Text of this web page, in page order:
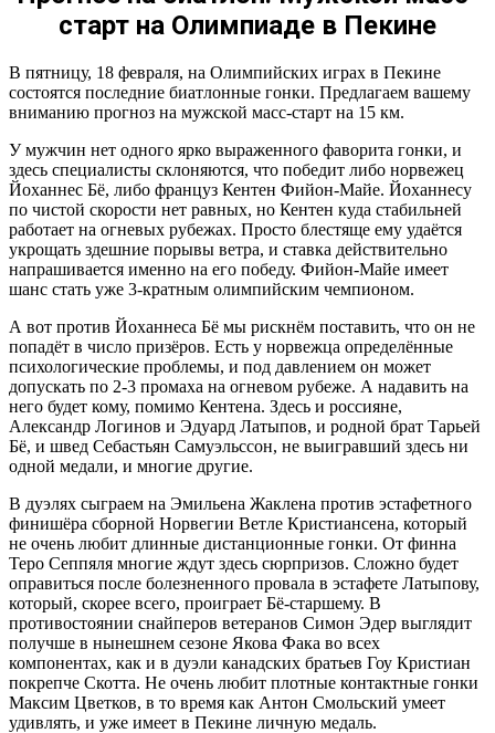
старт на Олимпиаде в Пекине
В пятницу, 18 февраля, на Олимпийских играх в Пекине
состоятся последние биатлонные гонки. Предлагаем вашему
вниманию прогноз на мужской масс-старт на 15 км.
У мужчин нет одного ярко выраженного фаворита гонки, и
здесь специалисты склоняются, что победит либо норвежец
Йоханнес Бё, либо француз Кентен Фийон-Майе. Йоханнесу
по чистой скорости нет равных, но Кентен куда стабильней
работает на огневых рубежах. Просто блестяще ему удаётся
укрощать здешние порывы ветра, и ставка действительно
напрашивается именно на его победу. Фийон-Майе имеет
шанс стать уже 3-кратным олимпийским чемпионом.
А вот против Йоханнеса Бё мы рискнём поставить, что он не
попадёт в число призёров. Есть у норвежца определённые
психологические проблемы, и под давлением он может
допускать по 2-3 промаха на огневом рубеже. А надавить на
него будет кому, помимо Кентена. Здесь и россияне,
Александр Логинов и Эдуард Латыпов, и родной брат Тарьей
Бё, и швед Себастьян Самуэльссон, не выигравший здесь ни
одной медали, и многие другие.
В дуэлях сыграем на Эмильена Жаклена против эстафетного
финишёра сборной Норвегии Ветле Кристиансена, который
не очень любит длинные дистанционные гонки. От финна
Теро Сеппяля многие ждут здесь сюрпризов. Сложно будет
оправиться после болезненного провала в эстафете Латыпову,
который, скорее всего, проиграет Бё-старшему. В
противостоянии снайперов ветеранов Симон Эдер выглядит
получше в нынешнем сезоне Якова Фака во всех
компонентах, как и в дуэли канадских братьев Гоу Кристиан
покрепче Скотта. Не очень любит плотные контактные гонки
Максим Цветков, в то время как Антон Смольский умеет
удивлять, и уже имеет в Пекине личную медаль.